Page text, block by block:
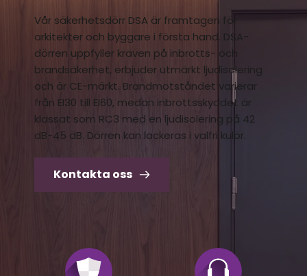
Vår säkerhetsdörr DSA är framtagen för
arkitekter och byggare i första hand. DSA-
dörren uppfyller kraven på inbrotts- och
brandsäkerhet, erbjuder utmärkt ljudisolering
och är CE-märkt. Brandmotståndet varierar
från EI30 till EI60, medan inbrottsskyddet är
klassat som RC3 med en ljudisolering på 42
dB-45 dB. Dörren kan lackeras i valfri kulör.
Kontakta oss